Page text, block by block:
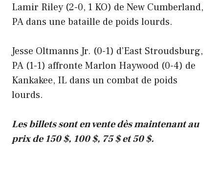
Lamir Riley (2-0, 1 KO) de New Cumberland,
PA dans une bataille de poids lourds.
Jesse Oltmanns Jr. (0-1) d’East Stroudsburg,
PA (1-1) affronte Marlon Haywood (0-4) de
Kankakee, IL dans un combat de poids
lourds.
Les billets sont en vente dès maintenant au
prix de 150 $, 100 $, 75 $ et 50 $.